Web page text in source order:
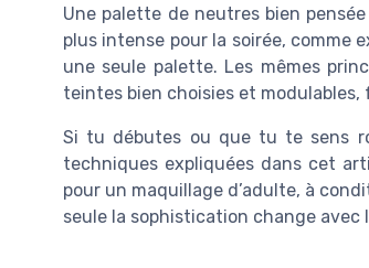
Une palette de neutres bien
plus intense pour la soirée, comme
une seule palette. Les mêmes
teintes bien choisies et modulables,
Si tu débutes ou que tu te sens
techniques expliquées dans cet
pour un maquillage d’adulte, à
seule la sophistication change avec